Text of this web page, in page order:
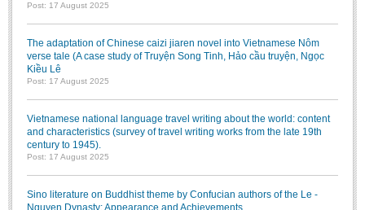
Post: 17 August 2025
The adaptation of Chinese caizi jiaren novel into Vietnamese Nôm
verse tale (A case study of Truyện Song Tinh, Hảo cầu truyện, Ngọc
Kiều Lê
Post: 17 August 2025
Vietnamese national language travel writing about the world: content
and characteristics (survey of travel writing works from the late 19th
century to 1945).
Post: 17 August 2025
Sino literature on Buddhist theme by Confucian authors of the Le -
Nguyen Dynasty: Appearance and Achievements